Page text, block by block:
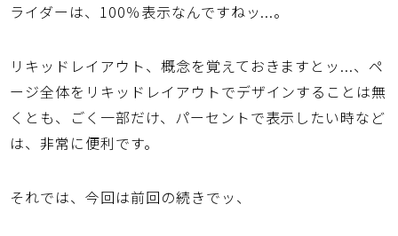
ライダーは、100％表示なんですねッ...。
リキッドレイアウト、概念を覚えておきますとッ...、ペ
ージ全体をリキッドレイアウトでデザインすることは無
くとも、ごく一部だけ、パーセントで表示したい時など
は、非常に便利です。
それでは、今回は前回の続きでッ、